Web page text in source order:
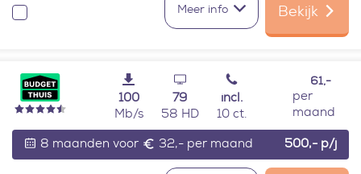
Meer info Bekijk
100
Mb/s
79
58 HD
incl.
10 ct.
61,-
per
maand
8 maanden voor
32,- per maand 500,- p/j